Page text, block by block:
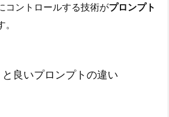
コントロールする技術がプロンプト
。
良いプロンプトの違い